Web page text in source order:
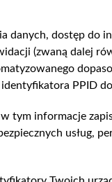
danych, dostęp do
(zwaną dalej
PPID
tym informacje
usług,